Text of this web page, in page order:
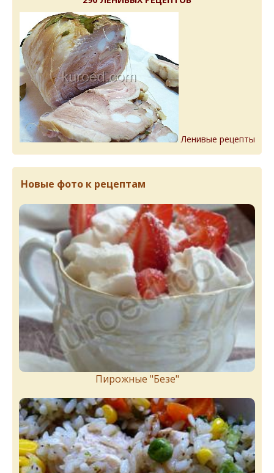
Ленивые рецепты
Новые фото к рецептам
Пирожныe "Бeзe"